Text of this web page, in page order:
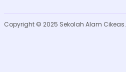
Copyright © 2025 Sekolah Alam Cikeas.